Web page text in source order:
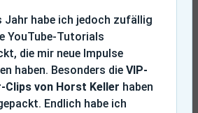
Jahr habe ich jedoch zufällig
YouTube-Tutorials
die mir neue Impulse
haben. Besonders die VIP-
Clips von Horst Keller haben
Endlich habe ich